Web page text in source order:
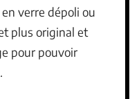
verre dépoli ou
plus original et
pour pouvoir